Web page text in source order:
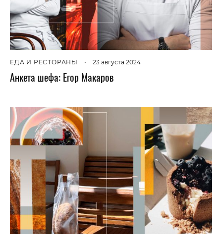
ЕДА И РЕСТОРАНЫ • 23 августа 2024
Анкета шефа: Егор Макаров